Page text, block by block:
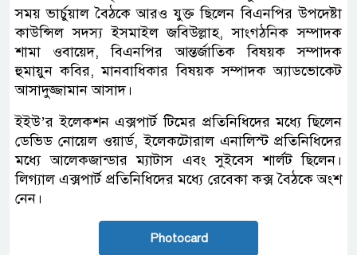
সময় ভার্চুয়াল বৈঠকে আরও যুক্ত ছিলেন বিএনপির উপদেষ্টা
কাউন্সিল সদস্য ইসমাইল জবিউল্লাহ, সাংগঠনিক সম্পাদক
শামা ওবায়েদ, বিএনপির আন্তর্জাতিক বিষয়ক সম্পাদক
হুমায়ুন কবির, মানবাধিকার বিষয়ক সম্পাদক অ্যাডভোকেট
আসাদুজ্জামান আসাদ।
ইইউ’র ইলেকশন এক্সপার্ট টিমের প্রতিনিধিদের মধ্যে ছিলেন
ডেভিড নোয়েল ওয়ার্ড, ইলেকটোরাল এনালিস্ট প্রতিনিধিদের
মধ্যে আলেকজান্ডার ম্যাটাস এবং সুইবেস শার্লট ছিলেন।
লিগ্যাল এক্সপার্ট প্রতিনিধিদের মধ্যে রেবেকা কক্স বৈঠকে অংশ
নেন।
Photocard